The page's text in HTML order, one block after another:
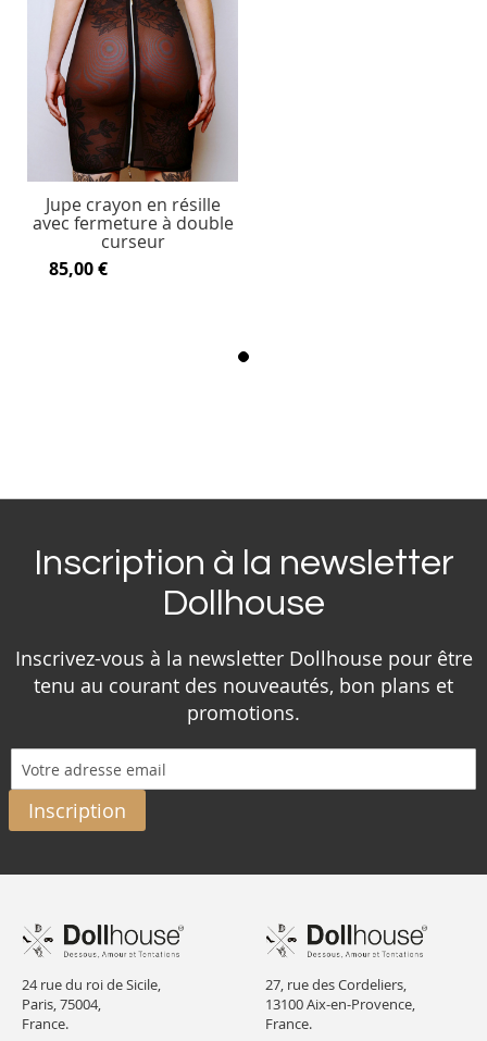
Jupe crayon en résille
avec fermeture à double
curseur
85,00 €
Inscription à la newsletter
Dollhouse
Inscrivez-vous à la newsletter Dollhouse pour être
tenu au courant des nouveautés, bon plans et
promotions.
Inscription
24 rue du roi de Sicile,
Paris, 75004,
France.
27, rue des Cordeliers,
13100 Aix-en-Provence,
France.